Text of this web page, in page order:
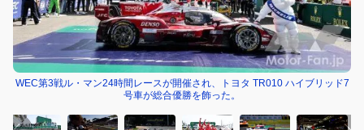
WEC第3戦ル・マン24時間レースが開催され、トヨタ TR010 ハイブリッド7
号車が総合優勝を飾った。